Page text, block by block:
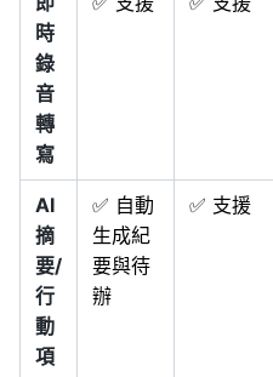
時
錄
音
轉
寫
AI
摘
要/
行
動
項
✅ 自動
生成紀
要與待
辦
✅ 支援